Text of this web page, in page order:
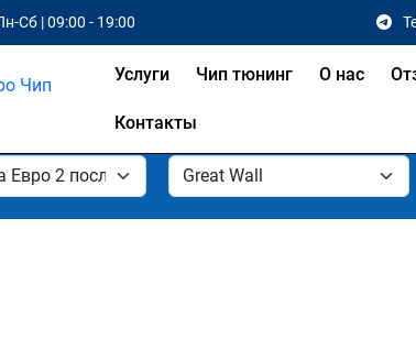
Сб | 09:00 - 19:00
Услуги Чип тюнинг О нас
Контакты